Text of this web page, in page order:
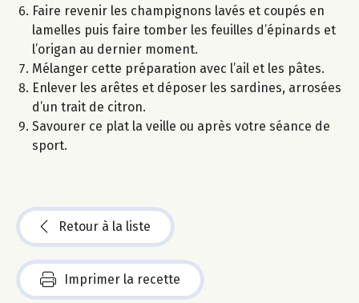
Faire revenir les champignons lavés et coupés en
lamelles puis faire tomber les feuilles d’épinards et
l’origan au dernier moment.
Mélanger cette préparation avec l’ail et les pâtes.
Enlever les arêtes et déposer les sardines, arrosées
d’un trait de citron.
Savourer ce plat la veille ou après votre séance de
sport.
Retour à la liste
Imprimer la recette